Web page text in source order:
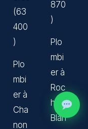
(63
400
)
Plo
mbi
er à
Cha
non
870
)
Plo
mbi
er à
Roc
he-
Blan